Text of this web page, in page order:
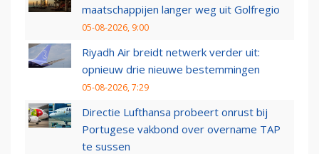
maatschappijen langer weg uit Golfregio
05-08-2026, 9:00
Riyadh Air breidt netwerk verder uit:
opnieuw drie nieuwe bestemmingen
05-08-2026, 7:29
Directie Lufthansa probeert onrust bij
Portugese vakbond over overname TAP
te sussen